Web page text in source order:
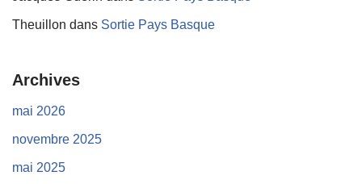
Theuillon dans Sortie Pays Basque
Archives
mai 2026
novembre 2025
mai 2025